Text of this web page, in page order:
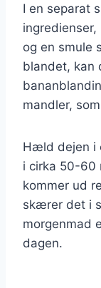
I en separat
og en smule
blandet, kan
mandler,
Hæld dejen i
i cirka 50-60
kommer ud
skærer det i
morgenmad
dagen.